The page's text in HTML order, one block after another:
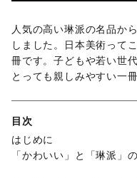
人気の高い琳派の名品か
しました。日本美術って
冊です。子どもや若い世
とっても親しみやすい一冊
目次
はじめに
「かわいい」と「琳派」